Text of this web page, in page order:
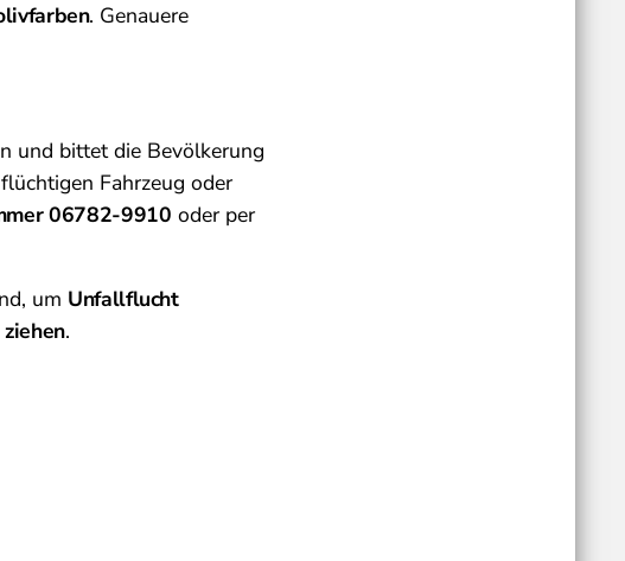
. Genauere
und bittet die Bevölkerung
Fahrzeug oder
06782-9910 oder per
um Unfallflucht
.